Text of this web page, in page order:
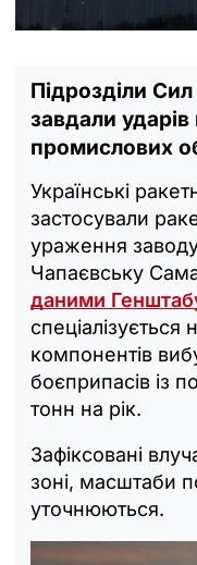
Підрозділи
завдали
промислових
Українські
застосували
ураження
Чапаєвську
даними
спеціалізується
компонентів
боєприпасів із
тонн на рік.
Зафіксовані
зоні, масштаби
уточнюються.